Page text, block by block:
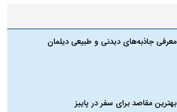
معرفی جاذبه‌های دیدنی و طبیعی دیلمان
بهترین مقاصد برای سفر در پاییز